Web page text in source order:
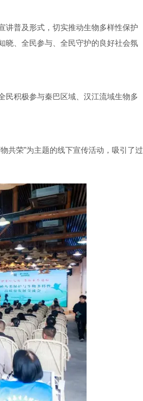
讲普及形式，切实推动生物多样性保护
晓、全民参与、全民守护的良好社会氛
民积极参与秦巴区域、汉江流域生物多
共荣”为主题的线下宣传活动，吸引了过